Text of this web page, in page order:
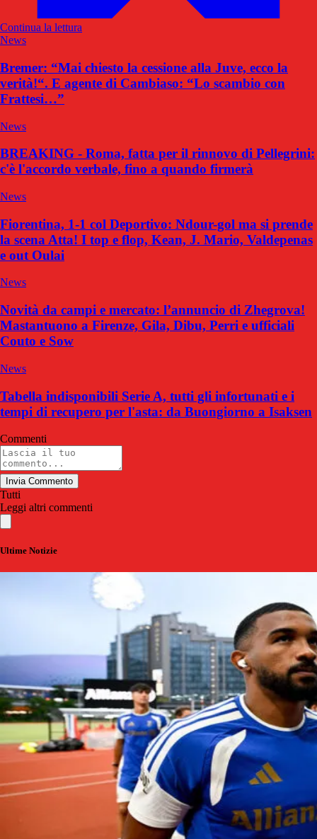
Continua la lettura
News
Bremer: “Mai chiesto la cessione alla Juve, ecco la
verità!“. E agente di Cambiaso: “Lo scambio con
Frattesi…”
News
BREAKING - Roma, fatta per il rinnovo di Pellegrini:
c'è l'accordo verbale, fino a quando firmerà
News
Fiorentina, 1-1 col Deportivo: Ndour-gol ma si prende
la scena Atta! I top e flop, Kean, J. Mario, Valdepenas
e out Oulai
News
Novità da campi e mercato: l’annuncio di Zhegrova!
Mastantuono a Firenze, Gila, Dibu, Perri e ufficiali
Couto e Sow
News
Tabella indisponibili Serie A, tutti gli infortunati e i
tempi di recupero per l'asta: da Buongiorno a Isaksen
Commenti
Invia Commento
Tutti
Leggi altri commenti
Ultime Notizie